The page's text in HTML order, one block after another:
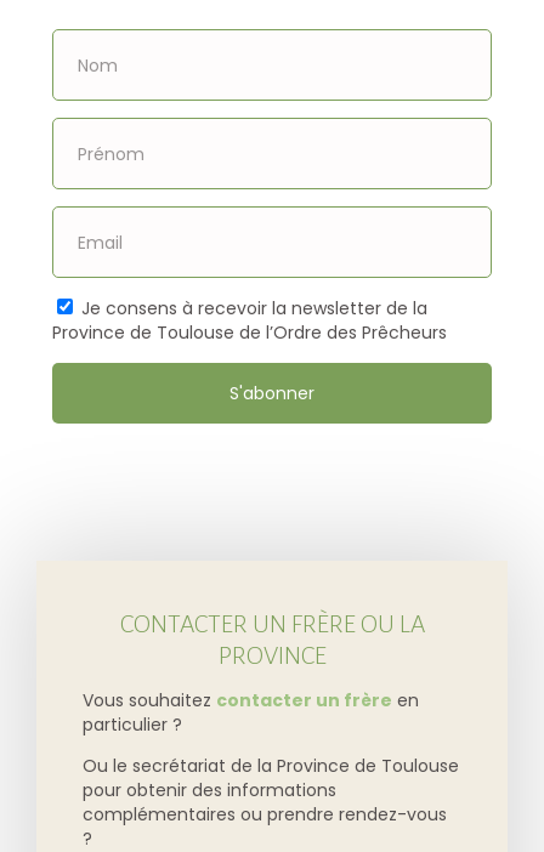
Je consens à recevoir la newsletter de la
Province de Toulouse de l’Ordre des Prêcheurs
S'abonner
CONTACTER UN FRÈRE OU LA
PROVINCE
Vous souhaitez contacter un frère en
particulier ?
Ou le secrétariat de la Province de Toulouse
pour obtenir des informations
complémentaires ou prendre rendez-vous
?